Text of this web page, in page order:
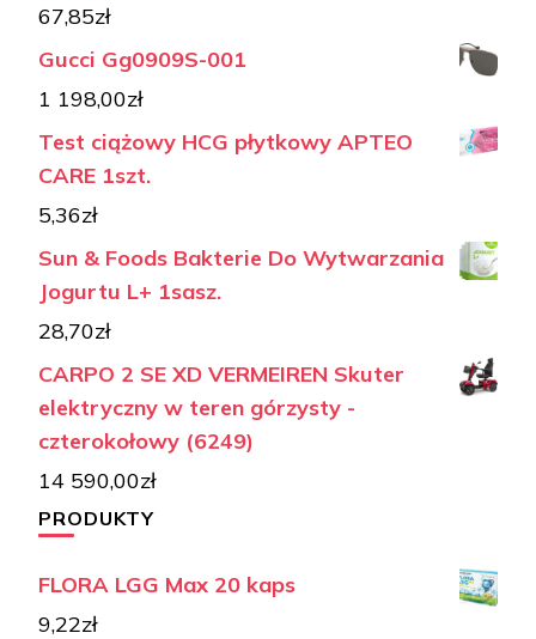
67,85zł
Gucci Gg0909S-001
1 198,00zł
Test ciążowy HCG płytkowy APTEO
CARE 1szt.
5,36zł
Sun & Foods Bakterie Do Wytwarzania
Jogurtu L+ 1sasz.
28,70zł
CARPO 2 SE XD VERMEIREN Skuter
elektryczny w teren górzysty -
czterokołowy (6249)
14 590,00zł
PRODUKTY
FLORA LGG Max 20 kaps
9,22zł